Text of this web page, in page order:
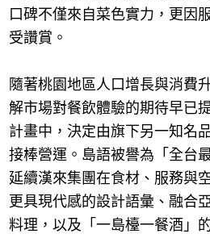
口碑不僅來自菜色實力，更因
受讚賞。
隨著桃園地區人口增長與消費
解市場對餐飲體驗的期待早已
計畫中，決定由旗下另一知名
接棒營運。島語被譽為「全台
延續漢來集團在食材、服務與
更具現代感的設計語彙、融合
料理，以及「一島檯一餐酒」